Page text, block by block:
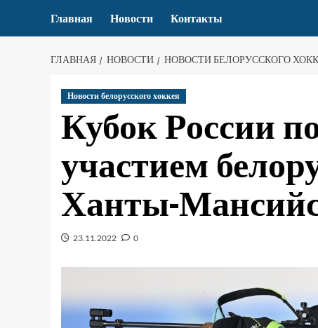
Главная Новости Контакты
ГЛАВНАЯ НОВОСТИ НОВОСТИ БЕЛОРУССКОГО
Новости белорусского хоккея
Кубок России
участием
Ханты-
23.11.2022 0